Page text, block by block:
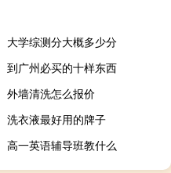
大学综测分大概多少分
到广州必买的十样东西
外墙清洗怎么报价
洗衣液最好用的牌子
高一英语辅导班教什么